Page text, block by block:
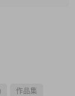
作品集